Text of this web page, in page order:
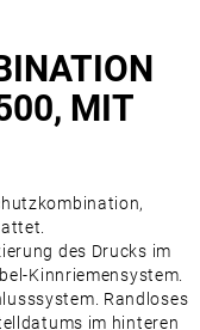
MIT
des Drucks im
Kinnriemensystem.
Randloses
im hinteren